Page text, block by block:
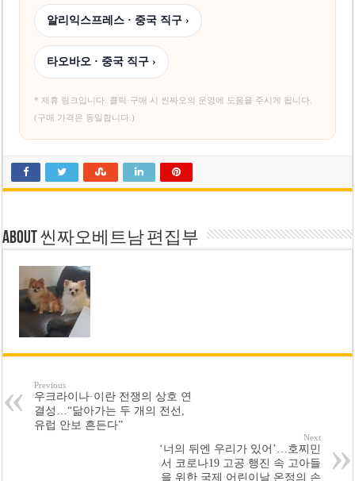
알리익스프레스 · 중국 직구 ›
타오바오 · 중국 직구 ›
* 제휴 링크입니다. 클릭·구매 시 씬짜오의 운영에 도움을 주시게 됩니다.
(구매 가격은 동일합니다.)
About 씬짜오베트남 편집부
Previous
우크라이나·이란 전쟁의 상호 연
결성…“닮아가는 두 개의 전선,
유럽 안보 흔든다”
Next
‘너의 뒤엔 우리가 있어’…호찌민
서 코로나19 고공 행진 속 고아들
을 위한 국제 어린이날 온정의 손